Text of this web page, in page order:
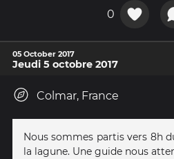
0
05 October 2017
Jeudi 5 octobre 2017
Colmar, France
Nous sommes partis vers 8h
la lagune. Une guide nous